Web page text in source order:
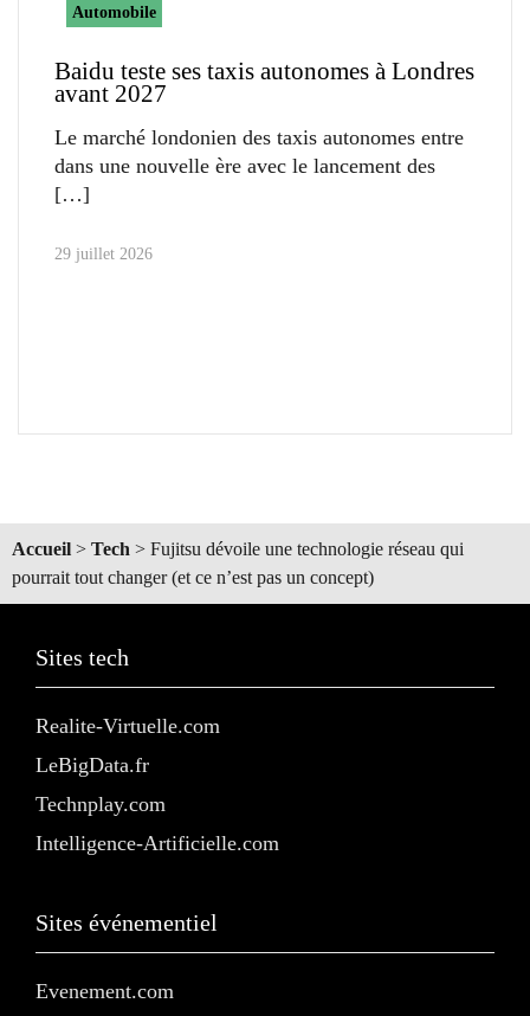
Automobile
Baidu teste ses taxis autonomes à Londres
avant 2027
Le marché londonien des taxis autonomes entre
dans une nouvelle ère avec le lancement des
29 juillet 2026
Accueil > Tech > Fujitsu dévoile une technologie réseau qui
pourrait tout changer (et ce n’est pas un concept)
Sites tech
Realite-Virtuelle.com
LeBigData.fr
Technplay.com
Intelligence-Artificielle.com
Sites événementiel
Evenement.com